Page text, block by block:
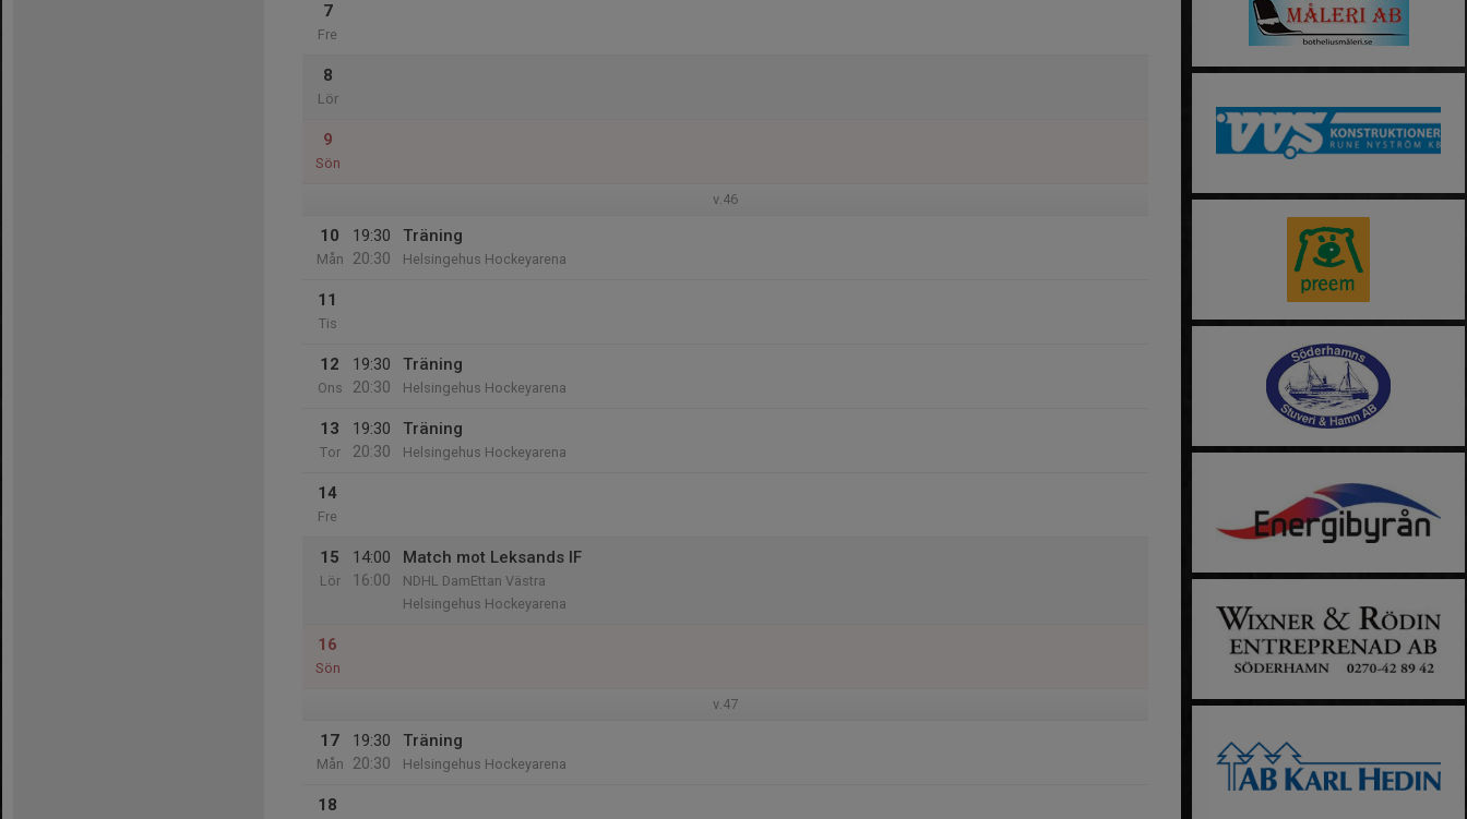
7
Fre
8
Lör
9
Sön
v.46
10
Mån
19:30
20:30
Träning
Helsingehus Hockeyarena
11
Tis
12
Ons
19:30
20:30
Träning
Helsingehus Hockeyarena
13
Tor
19:30
20:30
Träning
Helsingehus Hockeyarena
14
Fre
15
Lör
14:00
16:00
Match mot Leksands IF
NDHL DamEttan Västra
Helsingehus Hockeyarena
16
Sön
v.47
17
Mån
19:30
20:30
Träning
Helsingehus Hockeyarena
18